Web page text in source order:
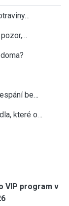
be…
které o…
VIP program v